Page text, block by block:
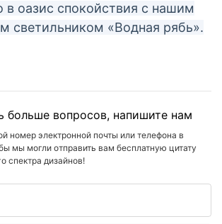
в оазис спокойствия с нашим
светильником «Водная рябь».
больше вопросов, напишите нам
номер электронной почты или телефона в
мы могли отправить вам бесплатную цитату
спектра дизайнов!